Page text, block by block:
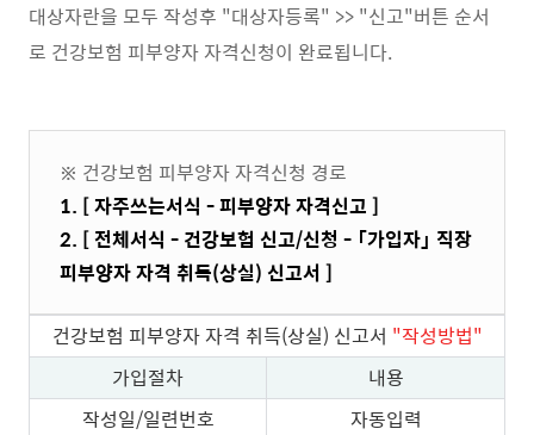
대상자란을 모두 작성후 "대상자등록" >> "신고"버튼 순서
로 건강보험 피부양자 자격신청이 완료됩니다.
※ 건강보험 피부양자 자격신청 경로
1. [ 자주쓰는서식 - 피부양자 자격신고 ]
2. [ 전체서식 - 건강보험 신고/신청 - 「가입자」 직장
피부양자 자격 취득(상실) 신고서 ]
건강보험 피부양자 자격 취득(상실) 신고서 "작성방법"
가입절차
내용
작성일/일련번호
자동입력